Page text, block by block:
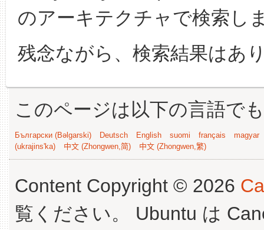
のアーキテクチャで検索し
残念ながら、検索結果はあ
このページは以下の言語で
Български (Bəlgarski) Deutsch English suomi français
magyar
(ukrajins'ka)
中文 (Zhongwen,简) 中文 (Zhongwen,繁)
Content Copyright © 2026
覧ください。 Ubuntu は